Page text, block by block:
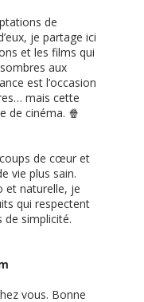
de
je partage ici
et les films qui
aux
est l’occasion
mais cette
de cinéma. 🍿
de cœur et
vie plus sain.
et naturelle, je
qui respectent
de simplicité.
vous. Bonne